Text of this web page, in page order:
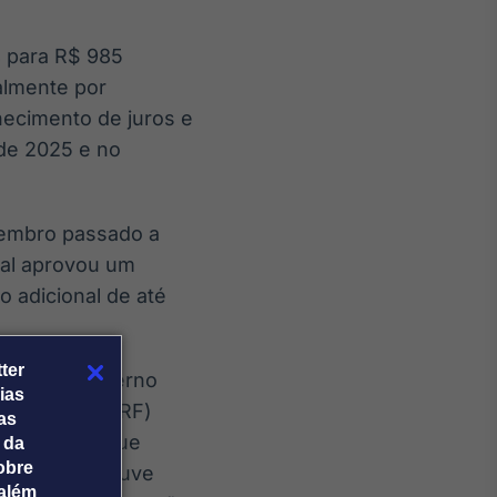
R$ 985
por
de juros e
2025 e no
passado a
aprovou um
adicional de até
ao governo
Fiscal (LRF)
que
que houve